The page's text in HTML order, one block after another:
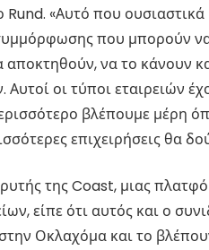
Rund. «Αυτό που
που μπορούν
να το κάνουν
Αυτοί οι τύποι εταιρειών
βλέπουμε μέρη
επιχειρήσεις θα
της Coast, μιας
είπε ότι αυτός και ο
Οκλαχόμα και το